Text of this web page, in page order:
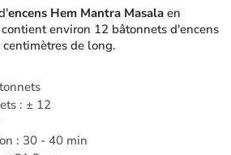
encens Hem Mantra Masala en
environ 12 bâtonnets d'encens
de long.
: ± 12
: 30 - 40 min